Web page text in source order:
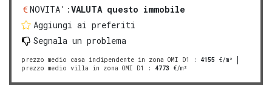
NOVITA':VALUTA questo immobile
Aggiungi ai preferiti
Segnala un problema
prezzo medio casa indipendente in zona OMI D1 : 4155 €/m²
prezzo medio villa in zona OMI D1
: 4773 €/m²